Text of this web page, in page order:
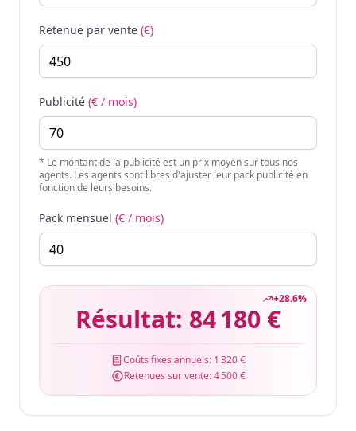
Retenue par vente (€)
Publicité (€ / mois)
* Le montant de la publicité est un prix moyen sur tous nos
agents. Les agents sont libres d'ajuster leur pack publicité en
fonction de leurs besoins.
Pack mensuel (€ / mois)
+28.6%
Résultat: 84 180 €
Coûts fixes annuels: 1 320 €
Retenues sur vente:4 500 €